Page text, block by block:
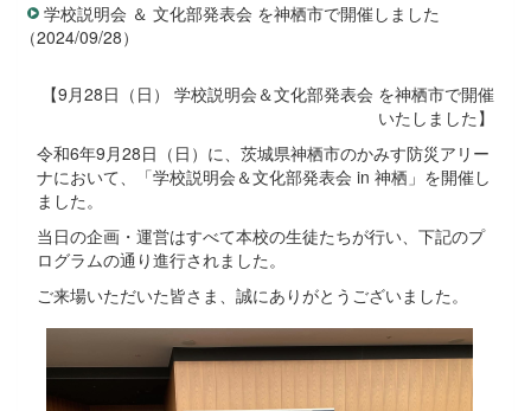
学校説明会 ＆ 文化部発表会 を神栖市で開催しました
（2024/09/28）
【9月28日（日） 学校説明会＆文化部発表会 を神栖市で開催
いたしました】
令和6年9月28日（日）に、茨城県神栖市のかみす防災アリー
ナにおいて、「学校説明会＆文化部発表会 in 神栖」を開催し
ました。
当日の企画・運営はすべて本校の生徒たちが行い、下記のプ
ログラムの通り進行されました。
ご来場いただいた皆さま、誠にありがとうございました。